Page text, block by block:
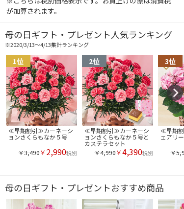
が加算されます。
母の日ギフト・プレゼント人気ランキング
※2020/3/13～4/13集計ランキング
≪早期割引≫カーネーシ
ョンさくらもなか５号
￥3,490￥ 2,990税別
≪早期割引≫カーネーシ
ョンさくらもなか５号と
カステラセット
￥4,990￥4,390税別
≪早期
ェアリー
￥
母の日ギフト・プレゼントおすすめ商品